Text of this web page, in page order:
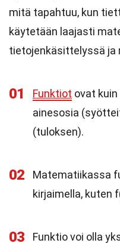
mitä tapahtuu, kun
käytetään laajasti
tietojenkäsittelyssä ja
01 Funktiot ovat
ainesosia
(tuloksen).
02
Matematiikassa
kirjaimella, kuten
03
Funktio voi olla